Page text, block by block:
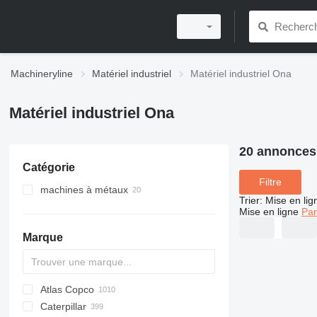
Machineryline Matériel industriel Matériel industriel Ona
Matériel industriel Ona
Catégorie
machines à métaux
fraiseuses à métaux
presses à métaux
presses plieuses
Marque
PDS
APD
AB
Ensis
Pega
VZ
AG3
Atlas Copco
DrillAir
QAS
PDP
E-series
B-series
BM
GFS
VT
Rover
533
Airpure
BySprint Fiber
CK
SR
Caterpillar
20
Filtre
Trier: Mise en
Mise en ligne